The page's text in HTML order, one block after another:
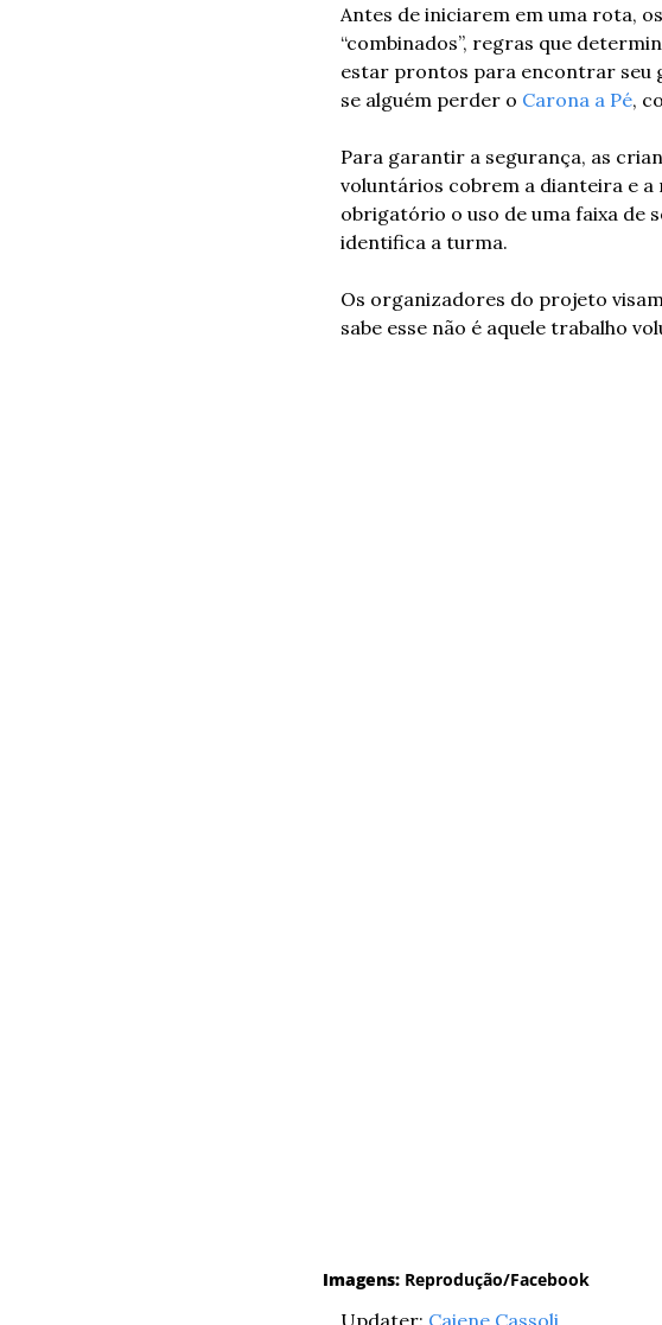
Antes de iniciarem em uma rota,
“combinados”, regras que
estar prontos para encontrar seu
se alguém perder o Carona a Pé,
Para garantir a segurança, as
voluntários cobrem a dianteira e a
obrigatório o uso de uma faixa de
identifica a turma.
Os organizadores do projeto
sabe esse não é aquele trabalho
Imagens: Reprodução/Facebook